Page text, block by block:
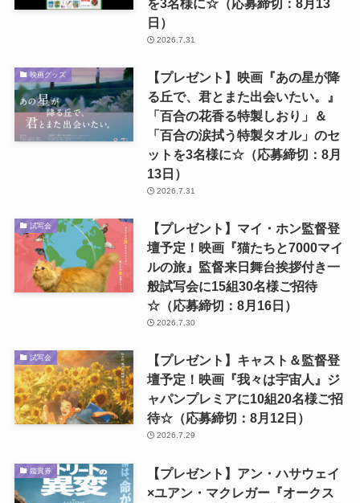
を3名様に☆（応募締切：8月13
日）
2026.7.31
映画グッズ
【プレゼント】映画『あの星が降
る丘で、君とまた出会いたい。』
「百合の花香る特製しおり」＆
「百合の涙拭う特製タオル」のセ
ットを3名様に☆（応募締切：8月
13日）
2026.7.31
試写会
【プレゼント】マイ・ホン監督登
壇予定！映画『猫たちと7000マイ
ルの旅』監督来日舞台挨拶付き一
般試写会に15組30名様ご招待
☆（応募締切：8月16日）
2026.7.30
試写会
【プレゼント】キャスト＆監督登
壇予定！映画『我々は宇宙人』ジ
ャパンプレミアに10組20名様ご招
待☆（応募締切：8月12日）
2026.7.29
鑑賞券
【プレゼント】アン・ハサウェイ
×ユアン・マクレガー『オークス